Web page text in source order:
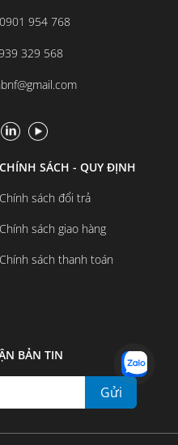
954 768
329 568
CHÍNH SÁCH - QUY ĐỊNH
Chính sách đổi trả
Chính sách giao hàng
Chính sách thanh toán
BẢN TIN
Gửi